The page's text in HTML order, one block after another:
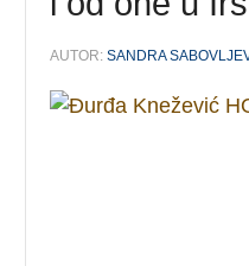
AUTOR:SANDRA